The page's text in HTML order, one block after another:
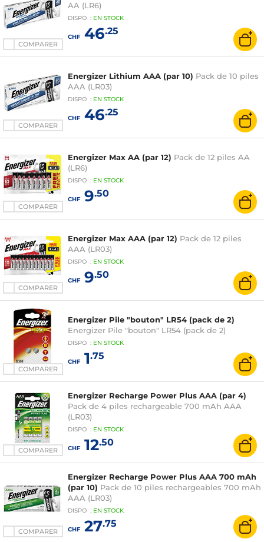
COMPARER
AA (LR6)
DISPO : EN STOCK
CHF46.25
COMPARER
Energizer Lithium AAA (par 10) Pack de 10 piles
AAA (LR03)
DISPO : EN STOCK
CHF46.25
COMPARER
Energizer Max AA (par 12) Pack de 12 piles AA
(LR6)
DISPO : EN STOCK
CHF9.50
COMPARER
Energizer Max AAA (par 12) Pack de 12 piles
AAA (LR03)
DISPO : EN STOCK
CHF9.50
COMPARER
Energizer Pile "bouton" LR54 (pack de 2)
Energizer Pile "bouton" LR54 (pack de 2)
DISPO : EN STOCK
CHF1.75
COMPARER
Energizer Recharge Power Plus AAA (par 4)
Pack de 4 piles rechargeable 700 mAh AAA
(LR03)
DISPO : EN STOCK
CHF12.50
COMPARER
Energizer Recharge Power Plus AAA 700 mAh
(par 10) Pack de 10 piles rechargeables 700 mAh
AAA (LR03)
DISPO : EN STOCK
CHF27.75